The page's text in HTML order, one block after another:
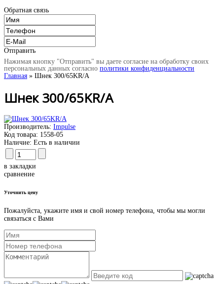
Обратная связь
Отправить
Нажимая кнопку "Отправить" вы даете согласие на обработку своих
персональных данных согласно политики конфиденциальности
Главная » Шнек 300/65KR/A
Шнек 300/65KR/A
Производитель: Impulse
Код товара: 1558-05
Наличие: Есть в наличии
в закладки
сравнение
Уточнить цену
Пожалуйста, укажите имя и свой номер телефона, чтобы мы могли
связаться с Вами